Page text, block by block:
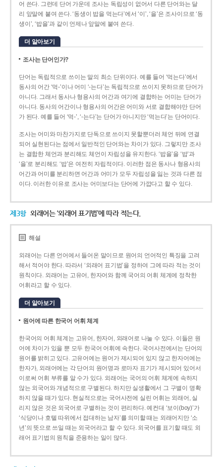
어 쓴다. 그런데 단어 가운데 조사는 독립성이 없어서 다른 단어와는 달
리 앞말에 붙여 쓴다. ‘동생이 밥을 먹는다’에서 ‘이’, ‘을’은 조사이므로 ‘동
생이’, ‘밥을’과 같이 언제나 앞말에 붙여 쓴다.
더 알아보기
조사는 단어인가?
단어는 독립적으로 쓰이는 말의 최소 단위이다. 예를 들어 ‘먹는다’에서
동사의 어간 ‘먹-­’이나 어미 ‘­-는다’는 독립적으로 쓰이지 못하므로 단어가
아니다. 그래서 동사나 형용사의 어간과 여기에 결합하는 어미는 단어가
아니다. 동사의 어간이나 형용사의 어간은 어미와 서로 결합해야만 단어
가 된다. 예를 들어 ‘먹-’, ‘-는다’는 단어가 아니지만 ‘먹는다’는 단어이다.
조사는 어미와 마찬가지로 단독으로 쓰이지 못할뿐더러 체언 뒤에 연결
되어 실현된다는 점에서 일반적인 단어와는 차이가 있다. 그렇지만 조사
는 결합한 체언과 분리해도 체언이 자립성을 유지한다. ‘밥을’을 ‘밥’과
‘을’로 분리해도 ‘밥’은 여전히 자립적이다. 이러한 점은 동사나 형용사의
어간과 어미를 분리하면 어간과 어미가 모두 자립성을 잃는 것과 다른 점
이다. 이러한 이유로 조사는 어미보다는 단어에 가깝다고 할 수 있다.
제3항 외래어는 ‘외래어 표기법’에 따라 적는다.
해설
외래어는 다른 언어에서 들어온 말이므로 원어의 언어적인 특징을 고려
해서 적어야 한다. 따라서 ‘외래어 표기법’을 정하여 그에 따라 적는 것이
원칙이다. 외래어는 고유어, 한자어와 함께 국어의 어휘 체계에 정착한
어휘라고 할 수 있다.
더 알아보기
원어에 따른 한국어 어휘 체계
한국어의 어휘 체계는 고유어, 한자어, 외래어로 나눌 수 있다. 이들은 원
어에 차이가 있을 뿐 모두 한국어 어휘에 속한다. 국어사전에서는 단어의
원어를 밝히고 있다. 고유어에는 원어가 제시되어 있지 않고 한자어에는
한자가, 외래어에는 각 단어의 원어명과 로마자 표기가 제시되어 있어서
이로써 어휘 부류를 알 수가 있다. 외래어는 국어의 어휘 체계에 속하지
않는 외국어와 개념적으로 구별된다. 하지만 실생활에서 그 구별이 명확
하지 않을 때가 있다. 현실적으로는 국어사전에 실린 어휘는 외래어, 실
리지 않은 것은 외국어로 구별하는 것이 편리하다. 예컨대 ‘보이(boy)’가
‘식당이나 호텔 따위에서 접대하는 남자’를 의미할 때는 외래어지만 ‘소
년’의 뜻으로 쓰일 때는 외국어라고 할 수 있다. 외국어를 표기할 때도 외
래어 표기법의 원칙을 준용하는 일이 많다.